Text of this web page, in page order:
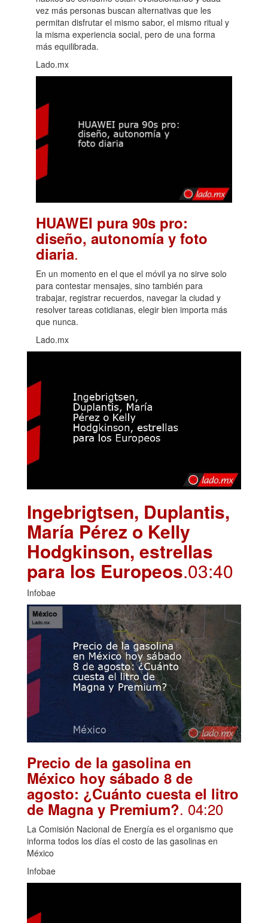
vez más personas buscan alternativas que les
permitan disfrutar el mismo sabor, el mismo ritual y
la misma experiencia social, pero de una forma
más equilibrada.
Lado.mx
HUAWEI pura 90s pro:
diseño, autonomía y foto
diaria.
En un momento en el que el móvil ya no sirve solo
para contestar mensajes, sino también para
trabajar, registrar recuerdos, navegar la ciudad y
resolver tareas cotidianas, elegir bien importa más
que nunca.
Lado.mx
Ingebrigtsen, Duplantis,
María Pérez o Kelly
Hodgkinson, estrellas
para los Europeos.03:40
Infobae
Precio de la gasolina en
México hoy sábado 8 de
agosto: ¿Cuánto cuesta el litro
de Magna y Premium?. 04:20
La Comisión Nacional de Energía es el organismo que
informa todos los días el costo de las gasolinas en
México
Infobae